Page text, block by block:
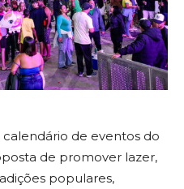
de eventos do
de promover lazer,
populares,